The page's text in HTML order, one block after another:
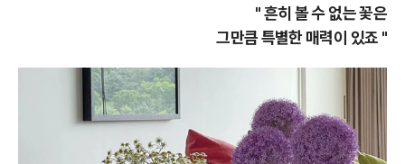
" 흔히 볼 수 없는 꽃은
그만큼 특별한 매력이 있죠 "